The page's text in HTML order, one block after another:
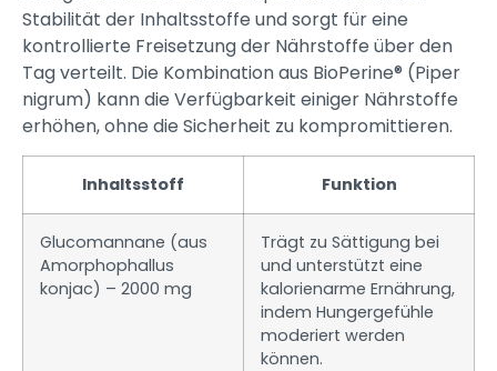
Stabilität der Inhaltsstoffe und sorgt für eine
kontrollierte Freisetzung der Nährstoffe über den
Tag verteilt. Die Kombination aus BioPerine® (Piper
nigrum) kann die Verfügbarkeit einiger Nährstoffe
erhöhen, ohne die Sicherheit zu kompromittieren.
Inhaltsstoff Funktion
Glucomannane (aus
Amorphophallus
konjac) – 2000 mg
Trägt zu Sättigung bei
und unterstützt eine
kalorienarme Ernährung,
indem Hungergefühle
moderiert werden
können.